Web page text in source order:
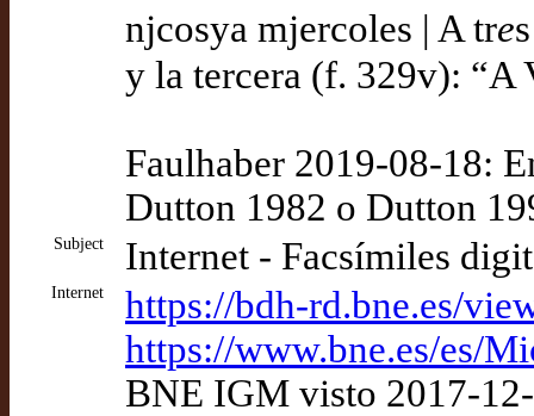
njcosya mjercoles | A tre
y la tercera (f. 329v):
Faulhaber 2019-08-18:
Dutton 1982 o Dutton
Subject Internet - Facsímiles
Internet
https://bdh-rd.bne.es/
https://www.bne.es/es/
BNE IGM visto 2017-